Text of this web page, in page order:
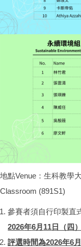
地點Venue：生科教學
Classroom (891S1)
參賽者須自行印製直
2026年6月 11 日（四
評選時間為2026年6